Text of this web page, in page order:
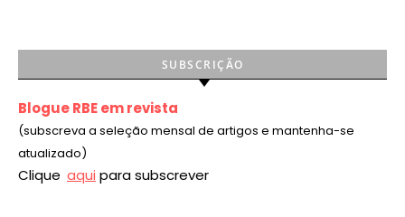
SUBSCRIÇÃO
Blogue RBE em revista
(subscreva a seleção mensal de artigos e mantenha-se
atualizado)
Clique aqui para subscrever